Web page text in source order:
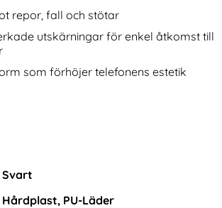
repor, fall och stötar
utskärningar för enkel åtkomst till
som förhöjer telefonens estetik
för denna produkt
Svart
Hårdplast, PU-Läder